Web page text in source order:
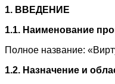
1. ВВЕДЕНИЕ
1.1. Наименование
Полное название:
1.2. Назначение и